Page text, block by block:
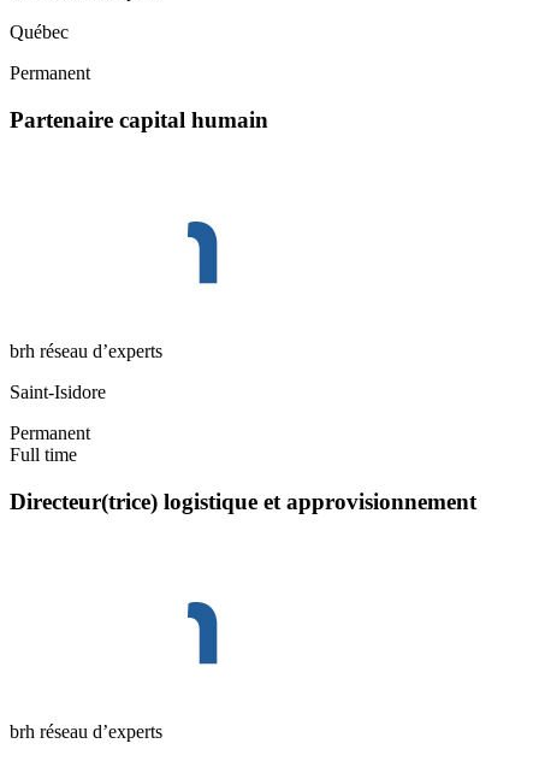
Québec
Permanent
Partenaire capital humain
brh réseau d’experts
Saint-Isidore
Permanent
Full time
Directeur(trice) logistique et approvisionnement
brh réseau d’experts